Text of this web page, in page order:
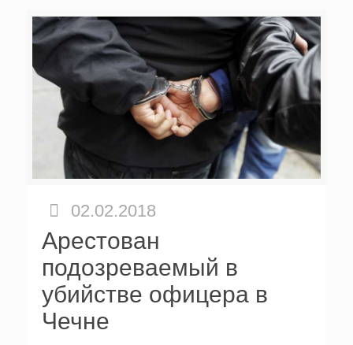
02.02.2018
Арестован
подозреваемый в
убийстве офицера в
Чечне